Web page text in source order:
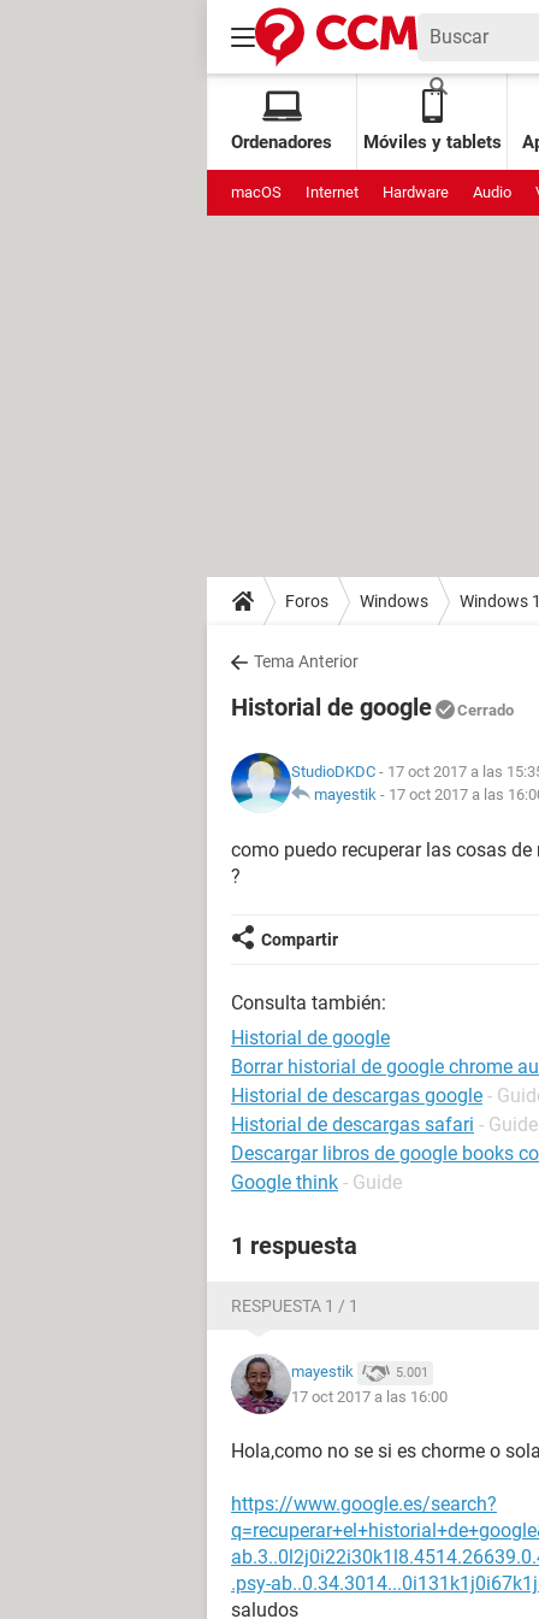
Ordenadores Móviles y tablets
macOS Internet Hardware Audio
Foros Windows Windows
Tema Anterior
Historial de google Cerrado
StudioDKDC - 17 oct 2017 a las
mayestik - 17 oct 2017 a las
como puedo recuperar las cosas
?
Compartir
Consulta también:
Historial de google
Borrar historial de google chrome
Historial de descargas google -
Historial de descargas safari - Guide
Descargar libros de google books
Google think - Guide
1 respuesta
RESPUESTA 1 / 1
mayestik 5.001
17 oct 2017 a las 16:00
Hola,como no se si es chorme o
https://www.google.es/search?
.psy-
saludos